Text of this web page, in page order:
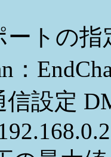
ートの
：
設定